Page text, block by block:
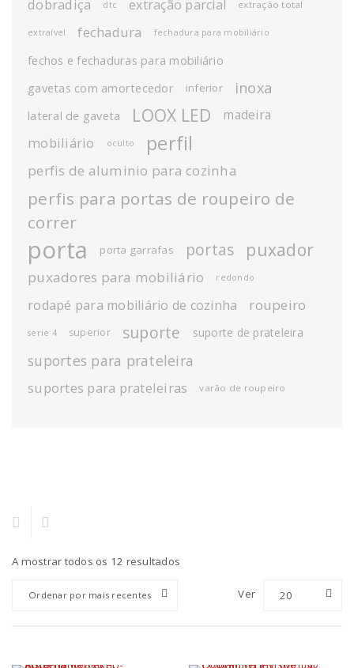
dobradiça dtc extração parcial extração total
extraível fechadura fechadura para mobiliário
fechos e fechaduras para mobiliário
gavetas com amortecedor
inferior inoxa
lateral de gaveta LOOX LED madeira
mobiliário oculto perfil
perfis de aluminio para cozinha
perfis para portas de roupeiro de
correr
porta porta garrafas portas puxador
puxadores para mobiliário redondo
rodapé para mobiliário de cozinha roupeiro
serie 4 superior suporte suporte de prateleira
suportes para prateleira
suportes para prateleiras varão de roupeiro
A mostrar todos os 12 resultados
Ordenar por mais recentes Ver 20